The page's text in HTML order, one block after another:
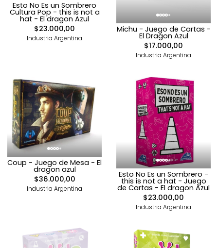
Esto No Es un Sombrero
Cultura Pop - this is not a
hat - El dragon Azul
$23.000,00
Industria Argentina
Michu - Juego de Cartas -
El Dragon Azul
$17.000,00
Industria Argentina
Coup - Juego de Mesa - El
dragon azul
$36.000,00
Industria Argentina
Esto No Es un Sombrero -
this is not a hat - Juego
de Cartas - El dragon Azul
$23.000,00
Industria Argentina